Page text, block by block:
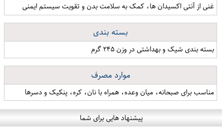
غنی از آنتی اکسیدان ها، کمک به سلامت بدن و تقویت سیستم ایمنی
بسته بندی
بسته بندی شیک و بهداشتی در وزن ۲۴۵ گرم
موارد مصرف
مناسب برای صبحانه، میان وعده، همراه با نان، کره، پنکیک و دسرها
پیشنهاد هایی برای شما